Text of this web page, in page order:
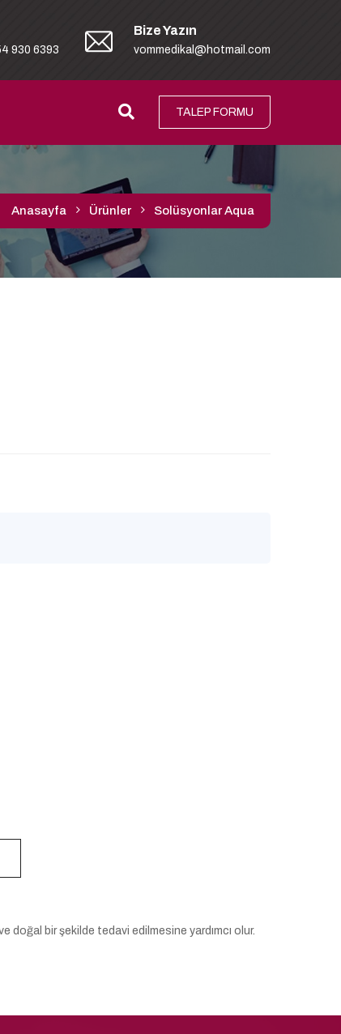
930 6393
Bize Yazın
vommedikal@hotmail.com
TALEP FORMU
Anasayfa Ürünler Solüsyonlar Aqua
doğal bir şekilde tedavi edilmesine yardımcı olur.